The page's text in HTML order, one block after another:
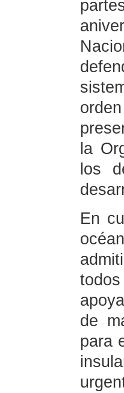
la
los
En
de
para